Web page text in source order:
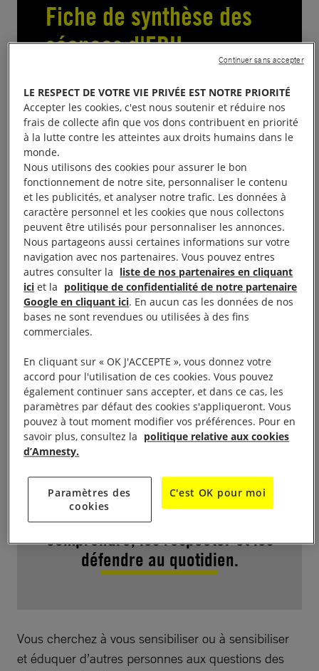
Fiche de synthèse des
séances d'EDH
Un nouveau questionnaire post-
intervention pour valoriser vos
interventions d'EDH !
Remplir le questionnaire
Le saviez-vous ? L’Éducation aux
droits humains est une des trois
compétences principales
d’Amnesty International avec la
recherche et le plaidoyer. Son
d'appréhender les droits humains
de manière ludique et
pédagogique pour les
comprendre, les respecter et les
défendre au quotidien.
Vous cherchez à vous sensibiliser ou à sensibiliser
et éduquer d’autres personnes aux questions des
LE RESPECT DE VOTRE VIE PRIVÉE EST NOTRE PRIORITÉ
Accepter les cookies, c'est nous soutenir et réduire nos
frais de collecte afin que vos dons contribuent en priorité
à la lutte contre les atteintes aux droits humains dans le
monde.
Nous utilisons des cookies pour assurer le bon
fonctionnement de notre site, personnaliser le contenu
et les publicités, et analyser notre trafic. Les données à
caractère personnel et les cookies que nous collectons
peuvent être utilisés pour personnaliser les annonces.
Nous partageons aussi certaines informations sur votre
navigation avec nos partenaires. Vous pouvez entres
autres consulter la liste de nos partenaires en cliquant
ici et la politique de confidentialité de notre partenaire
Google en cliquant ici. En aucun cas les données de nos
bases ne sont revendues ou utilisées à des fins
commerciales.
En cliquant sur « OK J'ACCEPTE », vous donnez votre
accord pour l'utilisation de ces cookies. Vous pouvez
également continuer sans accepter, et dans ce cas, les
paramètres par défaut des cookies s'appliqueront. Vous
pouvez à tout moment modifier vos préférences. Pour en
savoir plus, consultez la politique relative aux cookies
d’Amnesty.
Paramètres des
cookies
C'est OK pour moi
Continuer sans accepter